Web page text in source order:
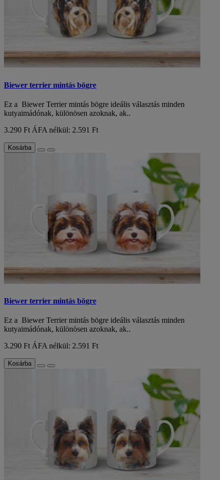
Biewer terrier mintás bögre
Ez a Biewer Terrier mintás bögre ideális választás minden
kutyaimádónak, különösen azoknak, ak..
3.290 Ft ÁFA nélkül: 2.591 Ft
Kosárba
Biewer terrier mintás bögre
Ez a Biewer Terrier mintás bögre ideális választás minden
kutyaimádónak, különösen azoknak, ak..
3.290 Ft ÁFA nélkül: 2.591 Ft
Kosárba